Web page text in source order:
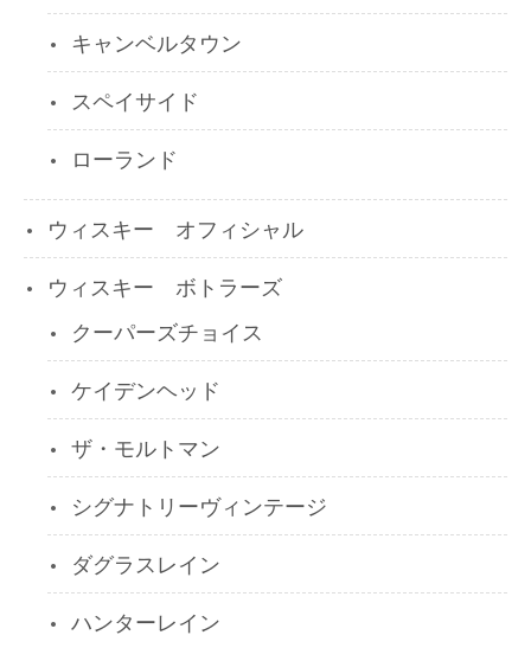
キャンベルタウン
スペイサイド
ローランド
ウィスキー オフィシャル
ウィスキー ボトラーズ
クーパーズチョイス
ケイデンヘッド
ザ・モルトマン
シグナトリーヴィンテージ
ダグラスレイン
ハンターレイン